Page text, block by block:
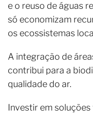
e o reuso de águas
só economizam
os ecossistemas
A integração de
contribui para a
qualidade do ar.
Investir em